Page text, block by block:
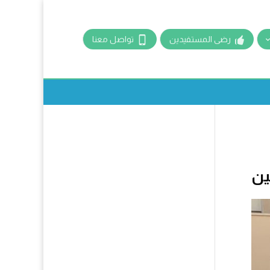
رضى المستفيدين تواصل معنا